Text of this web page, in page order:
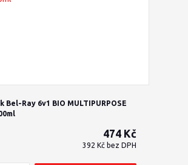
Bel-Ray 6v1 BIO MULTIPURPOSE
474 Kč
392 Kč bez DPH